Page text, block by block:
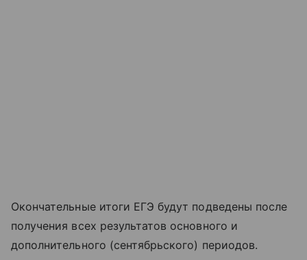
Окончательные итоги ЕГЭ будут подведены после
получения всех результатов основного и
дополнительного (сентябрьского) периодов.